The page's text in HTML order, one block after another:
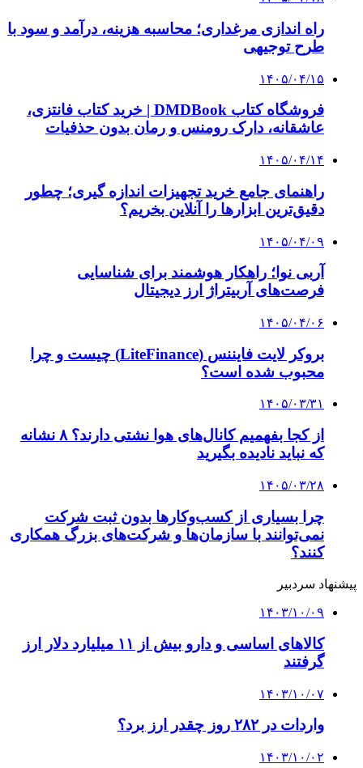
که نباید نادیده بگیرید
۱۴۰۵/۰۳/۲۸
نمی‌توانند با سازمان‌ها و شرکت‌های بزرگ همکاری
کنند؟
پیشنهاد سردبیر
۱۴۰۳/۱۰/۰۹
گرفتند
۱۴۰۳/۱۰/۰۷
واردات در ۲۸۲ روز چقدر ارز برد؟
۱۴۰۳/۱۰/۰۲
تجار چقدر ارز برای واردات گرفتند؟
۱۴۰۳/۰۹/۲۵
معاملات در سامانه ارزی تجاری چقدر است؟
۱۴۰۳/۰۹/۲۳
تامین ارز واردات از ۵۰ میلیارد دلار گذشت
کلیه حقوق متعلق به راهیان اقتصادی می باشد
دکمه بازگشت به بالا